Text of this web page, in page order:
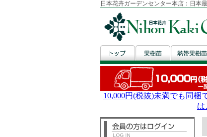
日本花卉ガーデンセンター本店：日本